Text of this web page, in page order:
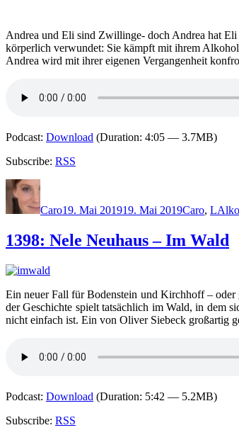
Andrea und Eli sind Zwillinge- doch Andrea hat Eli
körperlich verwundet: Sie kämpft mit ihrem
Andrea wird mit ihrer eigenen Vergangenheit
Podcast: Download (Duration: 4:05 — 3.7MB)
Subscribe: RSS
Autor
Caro19. Mai 201919. Mai 2019Caro, L
1398: Nele Neuhaus – Im Wald
Ein neuer Fall für Bodenstein und Kirchhoff – oder
der Geschichte spielt tatsächlich im Wald, in dem
nicht einfach ist. Ein von Oliver Siebeck großartig
Podcast: Download (Duration: 5:42 — 5.2MB)
Subscribe: RSS